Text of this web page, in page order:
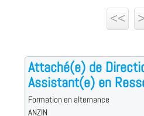
<<
Attaché(e) de
Assistant(e) en
Formation en alternance
ANZIN